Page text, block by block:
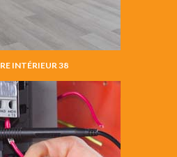
INTÉRIEUR 38